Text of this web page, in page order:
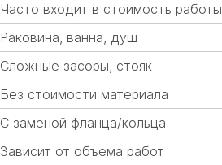
Часто входит в стоимость работы
Раковина, ванна, душ
Сложные засоры, стояк
Без стоимости материала
С заменой фланца/кольца
Зависит от объема работ